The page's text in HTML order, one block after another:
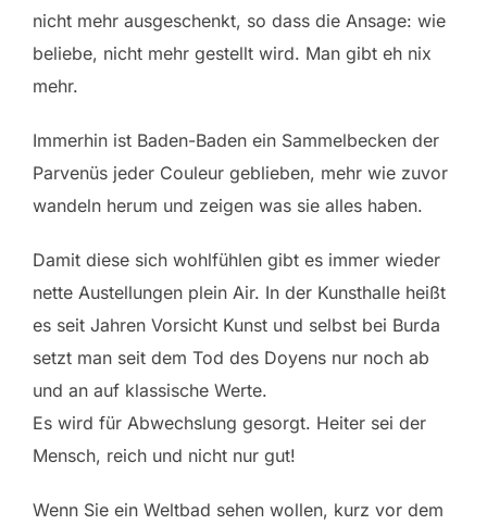
nicht mehr ausgeschenkt, so dass die Ansage: wie
beliebe, nicht mehr gestellt wird. Man gibt eh nix
mehr.
Immerhin ist Baden-Baden ein Sammelbecken der
Parvenüs jeder Couleur geblieben, mehr wie zuvor
wandeln herum und zeigen was sie alles haben.
Damit diese sich wohlfühlen gibt es immer wieder
nette Austellungen plein Air. In der Kunsthalle heißt
es seit Jahren Vorsicht Kunst und selbst bei Burda
setzt man seit dem Tod des Doyens nur noch ab
und an auf klassische Werte.
Es wird für Abwechslung gesorgt. Heiter sei der
Mensch, reich und nicht nur gut!
Wenn Sie ein Weltbad sehen wollen, kurz vor dem